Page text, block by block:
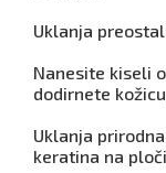
Uklanja
Nanesite kiseli
dodirnete
Uklanja
keratina na